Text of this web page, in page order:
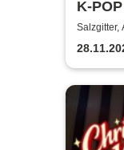
K-
Salzgitter,